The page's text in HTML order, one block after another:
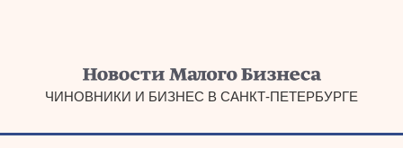
ЧИНОВНИКИ И БИЗНЕС В САНКТ-ПЕТЕРБУРГЕ